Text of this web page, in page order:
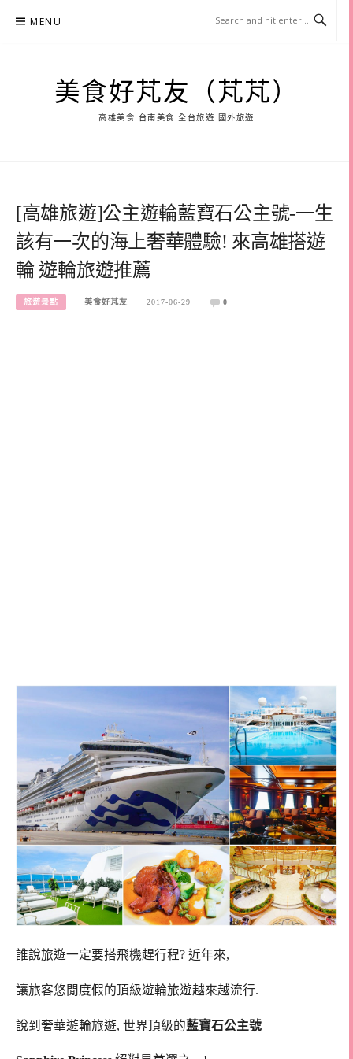
MENU
美食好芃友（芃芃）
高雄美食 台南美食 全台旅遊 國外旅遊
[高雄旅遊]公主遊輪藍寶石公主號-一生
該有一次的海上奢華體驗! 來高雄搭遊
輪 遊輪旅遊推薦
旅遊景點 美食好芃友 2017-06-29 0
誰說旅遊一定要搭飛機趕行程? 近年來,
讓旅客悠閒度假的頂級遊輪旅遊越來越流行.
說到奢華遊輪旅遊, 世界頂級的藍寶石公主號